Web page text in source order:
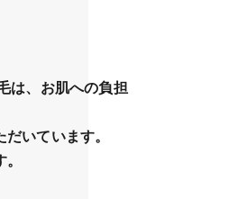
は、お肌への負担
いています。